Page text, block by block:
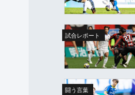
試合レポート
闘う言葉